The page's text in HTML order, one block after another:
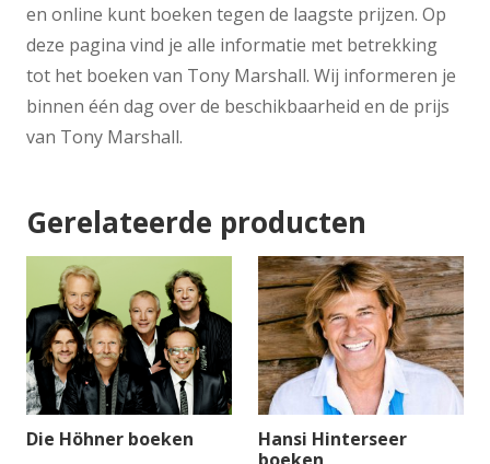
en online kunt boeken tegen de laagste prijzen. Op
deze pagina vind je alle informatie met betrekking
tot het boeken van Tony Marshall. Wij informeren je
binnen één dag over de beschikbaarheid en de prijs
van Tony Marshall.
Gerelateerde producten
Die Höhner boeken
Hansi Hinterseer